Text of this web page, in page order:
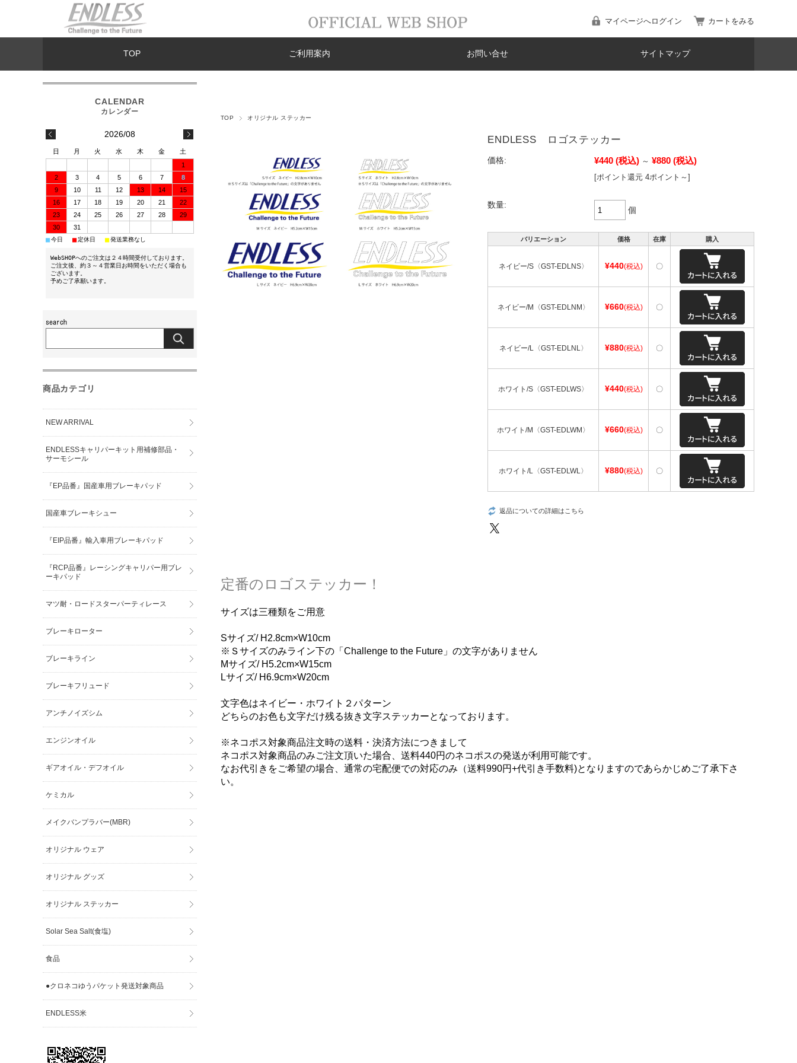
マイページへログイン カートをみる
TOP ご利用案内 お問い合せ サイトマップ
TOP オリジナル ステッカー
ENDLESS ロゴステッカー
価格: ¥440 (税込) ～ ¥880 (税込)
[ポイント還元 4ポイント～]
数量:
個
バリエーション 価格 在庫 購入
ネイビー/S〈GST-EDLNS〉 ¥440(税込) 〇
ネイビー/M〈GST-EDLNM〉 ¥660(税込) 〇
ネイビー/L〈GST-EDLNL〉 ¥880(税込) 〇
ホワイト/S〈GST-EDLWS〉 ¥440(税込) 〇
ホワイト/M〈GST-EDLWM〉 ¥660(税込) 〇
ホワイト/L〈GST-EDLWL〉 ¥880(税込) 〇
返品についての詳細はこちら
定番のロゴステッカー！
サイズは三種類をご用意
Sサイズ/ H2.8cm×W10cm
※Ｓサイズのみライン下の「Challenge to the Future」の文字がありません
Mサイズ/ H5.2cm×W15cm
Lサイズ/ H6.9cm×W20cm
文字色はネイビー・ホワイト２パターン
どちらのお色も文字だけ残る抜き文字ステッカーとなっております。
※ネコポス対象商品注文時の送料・決済方法につきまして
ネコポス対象商品のみご注文頂いた場合、送料440円のネコポスの発送が利用可能です。
なお代引きをご希望の場合、通常の宅配便での対応のみ（送料990円+代引き手数料)となりますのであらかじめご了承下さ
い。
2026/08
日 月 火 水 木 金
土
1
2
3 4 5 6 7
8
9
10 11 12 13 14
15
16
17 18 19 20 21
22
23
24 25 26 27 28
29
30
31
■今日 ■定休日 ■発送業務なし
WebSHOPへのご注文は２４時間受付しております。
ご注文後、約３～４営業日お時間をいただく場合も
ございます。
予めご了承願います。
商品カテゴリ
NEW ARRIVAL
ENDLESSキャリパーキット用補修部品・
サーモシール
『EP品番』国産車用ブレーキパッド
国産車ブレーキシュー
『EIP品番』輸入車用ブレーキパッド
『RCP品番』レーシングキャリパー用ブレ
ーキパッド
マツ耐・ロードスターパーティレース
ブレーキローター
ブレーキライン
ブレーキフリュード
アンチノイズシム
エンジンオイル
ギアオイル・デフオイル
ケミカル
メイクバンプラバー(MBR)
オリジナル ウェア
オリジナル グッズ
オリジナル ステッカー
Solar Sea Salt(食塩)
食品
●クロネコゆうパケット発送対象商品
ENDLESS米